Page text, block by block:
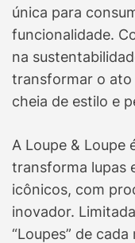
única para
funcionalidade.
na
transformar o ato
cheia de estilo e
A Loupe & Loupe
transforma lupas
icônicos, com
inovador.
“Loupes” de